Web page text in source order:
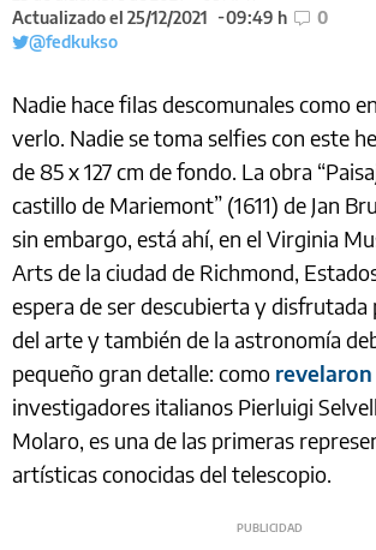
Actualizado el 25/12/2021
09:49 h
0
@fedkukso
Nadie hace filas descomunales como
verlo. Nadie se toma selfies con este
de 85 x 127 cm de fondo. La obra
castillo de Mariemont” (1611) de Jan
sin embargo, está ahí, en el Virginia
Arts de la ciudad de Richmond,
espera de ser descubierta y disfrutada
del arte y también de la astronomía
pequeño gran detalle: como revelaron
investigadores italianos Pierluigi
Molaro, es una de las primeras
artísticas conocidas del telescopio.